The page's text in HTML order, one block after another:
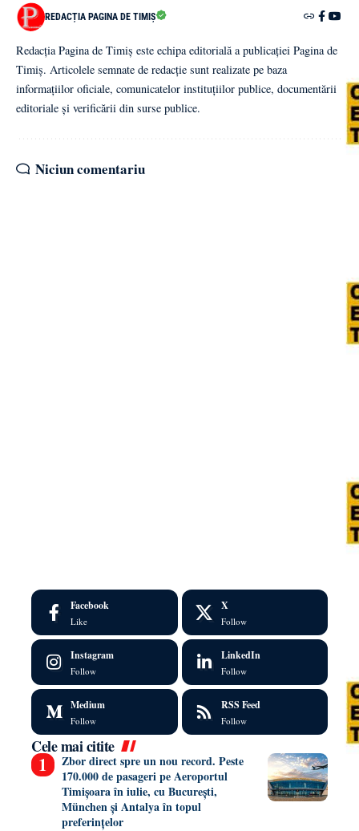
REDACȚIA PAGINA DE TIMIȘ
Redacția Pagina de Timiș este echipa editorială a publicației Pagina de
Timiș. Articolele semnate de redacție sunt realizate pe baza
informațiilor oficiale, comunicatelor instituțiilor publice, documentării
editoriale și verificării din surse publice.
Niciun comentariu
Facebook
Like
X
Follow
Instagram
Follow
LinkedIn
Follow
Medium
Follow
RSS Feed
Follow
Cele mai citite
Zbor direct spre un nou record. Peste
170.000 de pasageri pe Aeroportul
Timișoara în iulie, cu București,
München și Antalya în topul
preferințelor